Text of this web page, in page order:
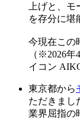
上げと、
を存分に堪
今現在この
（※2026
イコン
東京都から
ただきまし
業界屈指の